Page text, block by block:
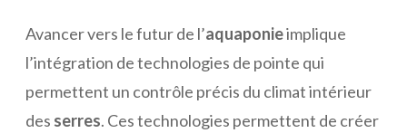
Avancer vers le futur de l’aquaponieimplique
l’intégration de technologies de pointe qui
permettent un contrôle précis du climat intérieur
des serres. Ces technologies permettent de créer